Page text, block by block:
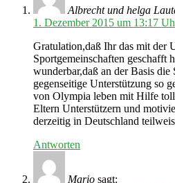
Albrecht und helga
1. Dezember 2015 um 13:17
Gratulation,daß Ihr das mit der
Sportgemeinschaften geschafft
wunderbar,daß an der Basis die
gegenseitige Unterstützung so
von Olympia leben mit Hilfe
Eltern Unterstützern und
derzeitig in Deutschland
Antworten
Mario sagt: